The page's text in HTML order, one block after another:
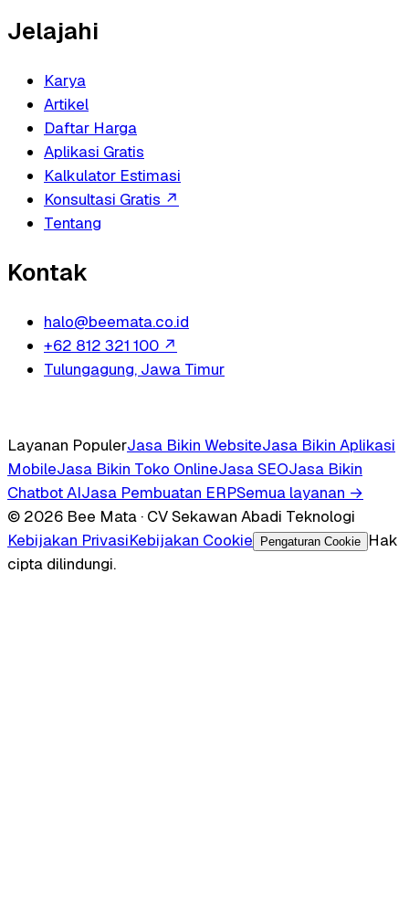
Jelajahi
Karya
Artikel
Daftar Harga
Aplikasi Gratis
Kalkulator Estimasi
Konsultasi Gratis ↗
Tentang
Kontak
halo@beemata.co.id
+62 812 321 100 ↗
Tulungagung, Jawa Timur
Layanan PopulerJasa Bikin WebsiteJasa Bikin Aplikasi
MobileJasa Bikin Toko OnlineJasa SEOJasa Bikin
Chatbot AIJasa Pembuatan ERPSemua layanan →
© 2026 Bee Mata · CV Sekawan Abadi Teknologi
Kebijakan PrivasiKebijakan Cookie Pengaturan Cookie
Hak
cipta dilindungi.